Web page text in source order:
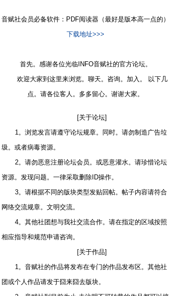
音赋社会员必备软件：PDF阅读器（最好是版本高一点的）
下载地址>>>
首先。感谢各位光临INFO音赋社的官方论坛。
欢迎大家到这里来浏览。聊天。咨询。加入。 以下几
点。请各位客人。多多留心。谢谢大家。
[关于论坛]
1。浏览发言请遵守论坛规章。同时。请勿制造广告垃
圾。或者病毒资源。
2。请勿恶意注册论坛会员。或恶意灌水。请珍惜论坛
资源。发现问题。一律采取删除ID操作。
3。请根据不同的版块类型发贴回帖。帖子内容请符合
网络交流规章。文明交流。
4。其他社团想与我社交流合作。请在指定的区域按照
相应指导和规范申请咨询。
[关于作品]
1。音赋社的作品将发布在专门的作品发布区。其他社
团或个人作品请发于囧来囧去版块。